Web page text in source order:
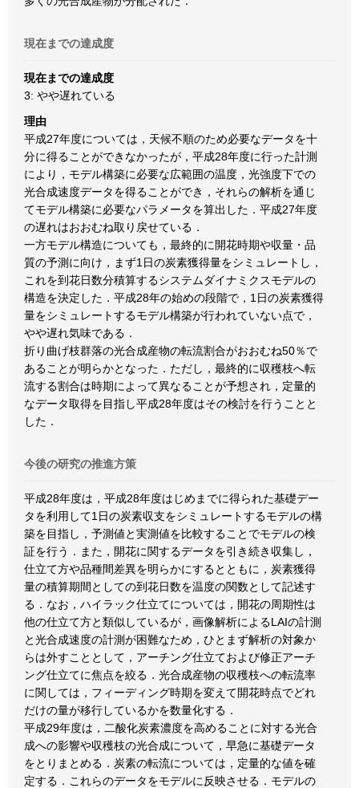
現在までの達成度
現在までの達成度
3: やや遅れている
理由
平成27年度については，天候不順のため必要なデータを十
分に得ることができなかったが，平成28年度に行った計測
により，モデル構築に必要な広範囲の温度，光強度下での
光合成速度データを得ることができ，それらの解析を通じ
てモデル構築に必要なパラメータを算出した．平成27年度
の遅れはおおむね取り戻せている．
一方モデル構造についても，最終的に開花時期や収量・品
質の予測に向け，まず1日の炭素獲得量をシミュレートし，
これを到花日数分積算するシステムダイナミクスモデルの
構造を決定した．平成28年の始めの段階で，1日の炭素獲得
量をシミュレートするモデル構築が行われていない点で，
やや遅れ気味である．
折り曲げ枝群落の光合成産物の転流割合がおおむね50％で
あることが明らかとなった．ただし，最終的に収穫枝へ転
流する割合は時期によって異なることが予想され，定量的
なデータ取得を目指し平成28年度はその検討を行うことと
した．
今後の研究の推進方策
平成28年度は，平成28年度はじめまでに得られた基礎デー
タを利用して1日の炭素収支をシミュレートするモデルの構
築を目指し，予測値と実測値を比較することでモデルの検
証を行う．また，開花に関するデータを引き続き収集し，
仕立て方や品種間差異を明らかにするとともに，炭素獲得
量の積算期間としての到花日数を温度の関数として記述す
る．なお，ハイラック仕立てについては，開花の周期性は
他の仕立て方と類似しているが，画像解析によるLAIの計測
と光合成速度の計測が困難なため，ひとまず解析の対象か
らは外すこととして，アーチング仕立ておよび修正アーチ
ング仕立てに焦点を絞る．光合成産物の収穫枝への転流率
に関しては，フィーディング時期を変えて開花時点でどれ
だけの量が移行しているかを数量化する．
平成29年度は，二酸化炭素濃度を高めることに対する光合
成への影響や収穫枝の光合成について，早急に基礎データ
をとりまとめる．炭素の転流については，定量的な値を確
定する．これらのデータをモデルに反映させる．モデルの